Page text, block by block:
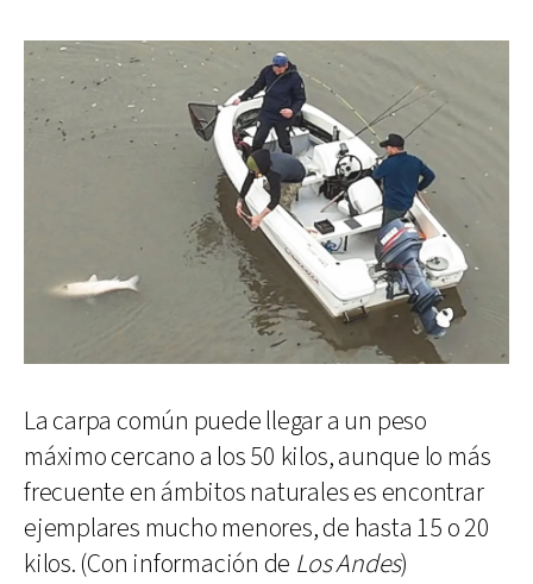
La carpa común puede llegar a un peso
máximo cercano a los 50 kilos, aunque lo más
frecuente en ámbitos naturales es encontrar
ejemplares mucho menores, de hasta 15 o 20
kilos. (Con información de Los Andes)